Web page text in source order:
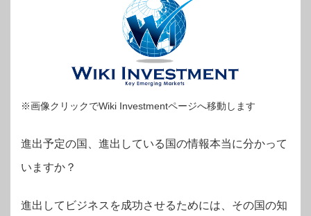
※画像クリックでWiki Investmentページへ移動します
進出予定の国、進出している国の情報本当に分かって
いますか？
進出してビジネスを成功させるためには、その国の知